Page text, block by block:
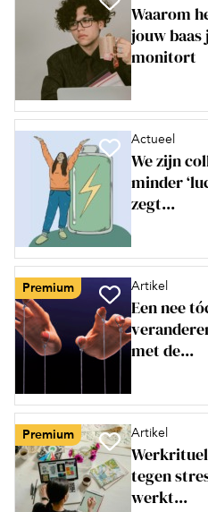
Waarom
jouw baas
monitort
Actueel
We zijn
minder
zegt...
Premium Artikel
Een nee
met de...
Premium Artikel
tegen
werkt...